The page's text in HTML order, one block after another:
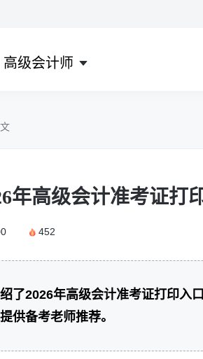
高级会计师
年高级会计准考证打
452
了2026年高级会计准考证打印入
供备考老师推荐。